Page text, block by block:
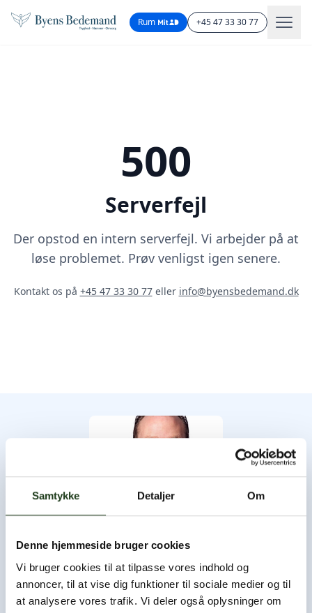
Samtykke Detaljer Om
Denne hjemmeside bruger cookies
Vi bruger cookies til at tilpasse vores indhold og
annoncer, til at vise dig funktioner til sociale medier og til
at analysere vores trafik. Vi deler også oplysninger om
Rum +45 47 33 30 77
500
Serverfejl
Der opstod en intern serverfejl. Vi arbejder på at
løse problemet. Prøv venligst igen senere.
Kontakt os på +45 47 33 30 77eller info@byensbedemand.dk
Byens Bedemand
Byens Bedemand har åbent hele døgnet, og du er altid
velkommen til at ringe og høre nærmere.